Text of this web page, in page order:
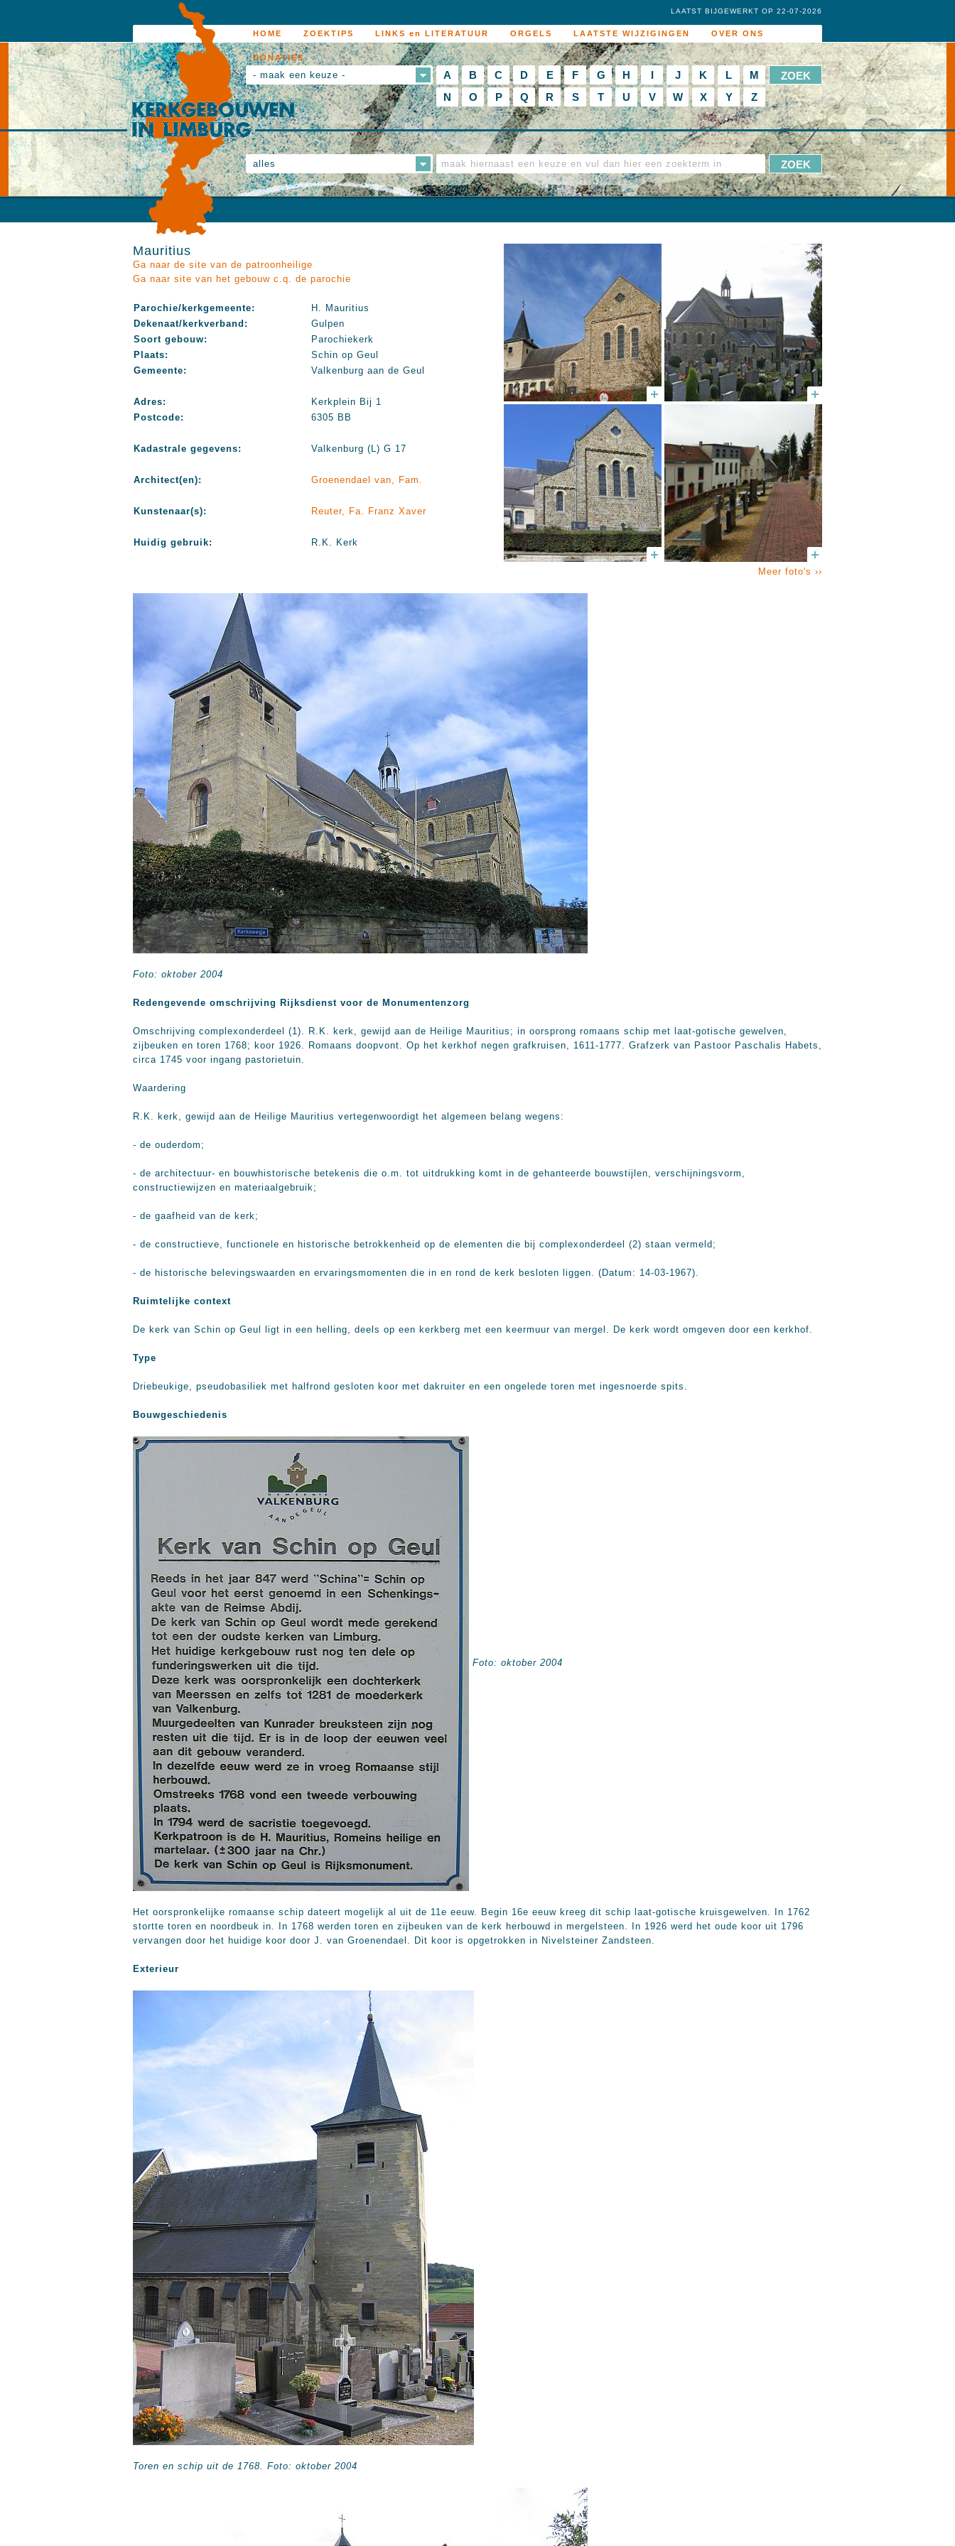
HOME ZOEKTIPS LINKS en LITERATUUR ORGELS LAATSTE WIJZIGINGEN OVER ONS
DONATIES
LAATST BIJGEWERKT OP 22-07-2026
- maak een keuze - A B C D E F G H I J K L
M
N
O P Q R S T U V W X Y Z
alles
Mauritius
Ga naar de site van de patroonheilige
Ga naar site van het gebouw c.q. de parochie
Parochie/kerkgemeente:
H. Mauritius
Dekenaat/kerkverband:
Gulpen
Soort gebouw:
Parochiekerk
Plaats:
Schin op Geul
Gemeente:
Valkenburg aan de Geul
Adres:
Kerkplein Bij 1
Postcode:
6305 BB
Kadastrale gegevens: Valkenburg (L) G 17
Architect(en): Groenendael van, Fam.
Kunstenaar(s): Reuter, Fa. Franz Xaver
Huidig gebruik: R.K. Kerk
Meer foto's ››
Foto: oktober 2004
Redengevende omschrijving Rijksdienst voor de Monumentenzorg
Omschrijving complexonderdeel (1). R.K. kerk, gewijd aan de Heilige Mauritius; in oorsprong romaans schip met laat-gotische gewelven,
zijbeuken en toren 1768; koor 1926. Romaans doopvont. Op het kerkhof negen grafkruisen, 1611-1777. Grafzerk van Pastoor Paschalis Habets,
circa 1745 voor ingang pastorietuin.
Waardering
R.K. kerk, gewijd aan de Heilige Mauritius vertegenwoordigt het algemeen belang wegens:
- de ouderdom;
- de architectuur- en bouwhistorische betekenis die o.m. tot uitdrukking komt in de gehanteerde bouwstijlen, verschijningsvorm,
constructiewijzen en materiaalgebruik;
- de gaafheid van de kerk;
- de constructieve, functionele en historische betrokkenheid op de elementen die bij complexonderdeel (2) staan vermeld;
- de historische belevingswaarden en ervaringsmomenten die in en rond de kerk besloten liggen. (Datum: 14-03-1967).
Ruimtelijke context
De kerk van Schin op Geul ligt in een helling, deels op een kerkberg met een keermuur van mergel. De kerk wordt omgeven door een kerkhof.
Type
Driebeukige, pseudobasiliek met halfrond gesloten koor met dakruiter en een ongelede toren met ingesnoerde spits.
Bouwgeschiedenis
Foto: oktober 2004
Het oorspronkelijke romaanse schip dateert mogelijk al uit de 11e eeuw. Begin 16e eeuw kreeg dit schip laat-gotische kruisgewelven. In 1762
stortte toren en noordbeuk in. In 1768 werden toren en zijbeuken van de kerk herbouwd in mergelsteen. In 1926 werd het oude koor uit 1796
vervangen door het huidige koor door J. van Groenendael. Dit koor is opgetrokken in Nivelsteiner Zandsteen.
Exterieur
Toren en schip uit de 1768. Foto: oktober 2004